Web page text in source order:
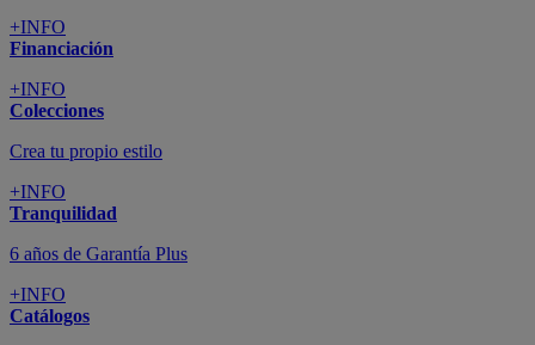
+INFO
Financiación
+INFO
Colecciones
Crea tu propio estilo
+INFO
Tranquilidad
6 años de Garantía Plus
+INFO
Catálogos